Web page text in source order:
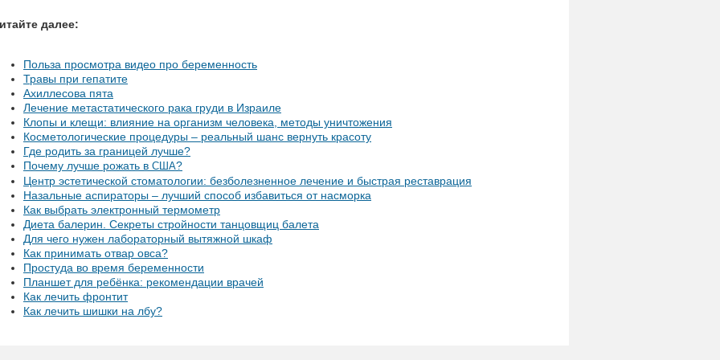
далее:
Польза просмотра видео про беременность
Травы при гепатите
Ахиллесова пята
Лечение метастатического рака груди в Израиле
Клопы и клещи: влияние на организм человека, методы уничтожения
Косметологические процедуры – реальный шанс вернуть красоту
Где родить за границей лучше?
Почему лучше рожать в США?
Центр эстетической стоматологии: безболезненное лечение и быстрая реставрация
Назальные аспираторы – лучший способ избавиться от насморка
Как выбрать электронный термометр
Диета балерин. Секреты стройности танцовщиц балета
Для чего нужен лабораторный вытяжной шкаф
Как принимать отвар овса?
Простуда во время беременности
Планшет для ребёнка: рекомендации врачей
Как лечить фронтит
Как лечить шишки на лбу?